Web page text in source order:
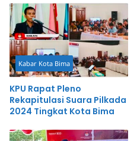
Publik
Kabar Kota Bima
KPU Rapat Pleno
Rekapitulasi Suara Pilkada
2024 Tingkat Kota Bima